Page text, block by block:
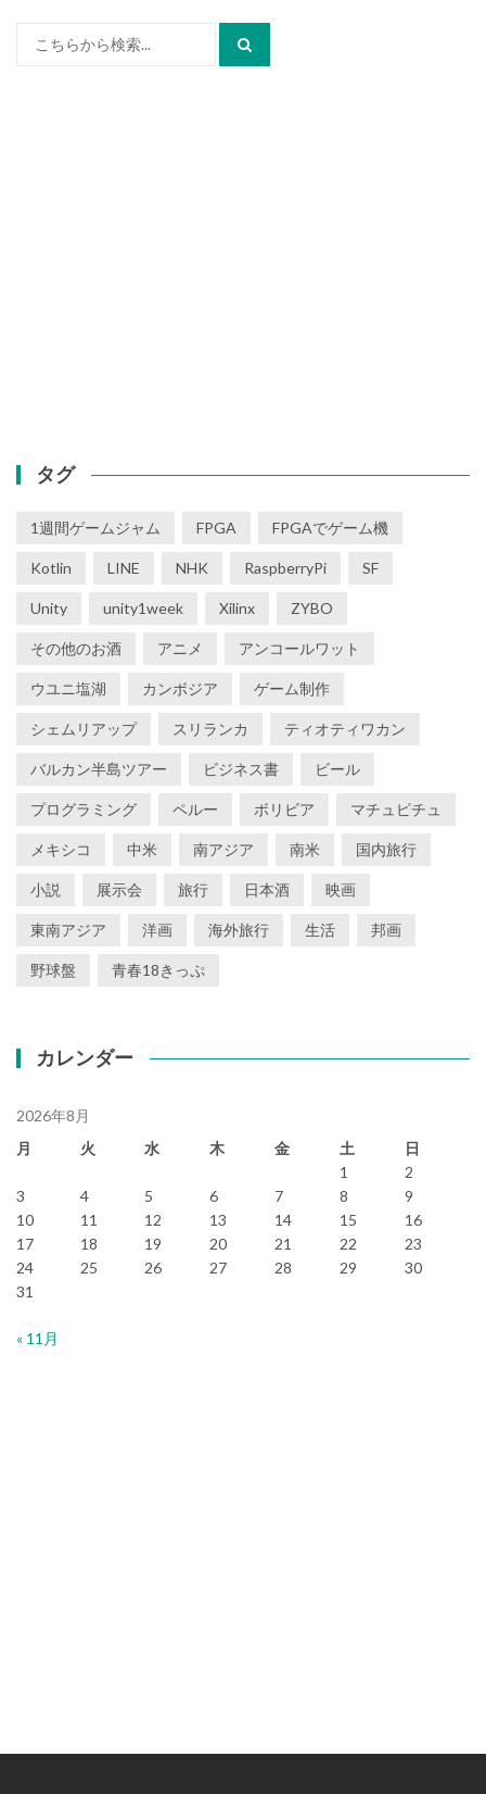
タグ
1週間ゲームジャム FPGA FPGAでゲーム機
Kotlin LINE NHK RaspberryPi SF
Unity unity1week Xilinx ZYBO
その他のお酒 アニメ アンコールワット
ウユニ塩湖 カンボジア ゲーム制作
シェムリアップ スリランカ ティオティワカン
バルカン半島ツアー ビジネス書 ビール
プログラミング ペルー ボリビア マチュピチュ
メキシコ 中米 南アジア 南米 国内旅行
小説 展示会 旅行 日本酒 映画
東南アジア 洋画 海外旅行 生活 邦画
野球盤 青春18きっぷ
カレンダー
2026年8月
月
火 水 木 金 土
日
1
2
3
4 5 6 7 8
9
10
11 12 13 14 15
16
17
18 19 20 21 22
23
24
25 26 27 28 29
30
31
« 11月